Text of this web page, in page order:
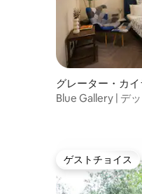
グレーター・カイ
ンション・アパ
Blue Gallery | デ
ゲストチョイス
ゲストチョイス